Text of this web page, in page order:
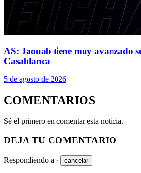
AS: Jaouab tiene muy avanzado
Casablanca
5 de agosto de 2026
COMENTARIOS
Sé el primero en comentar esta noticia.
DEJA TU COMENTARIO
Respondiendo a · cancelar